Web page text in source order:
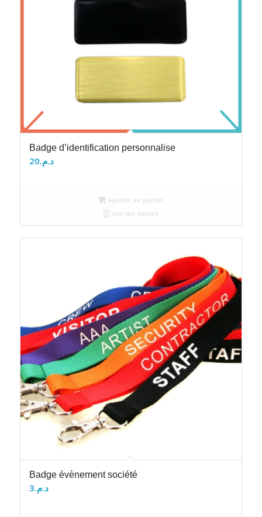
Badge d’identification personnalise
د.م.20
Ajouter au panier
Voir les détails
Badge évènement société
د.م.3